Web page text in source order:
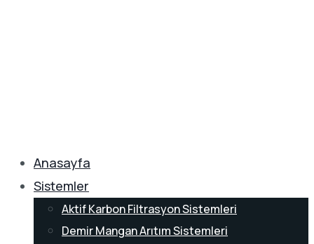
Anasayfa
Sistemler
Aktif Karbon Filtrasyon Sistemleri
Demir Mangan Arıtım Sistemleri